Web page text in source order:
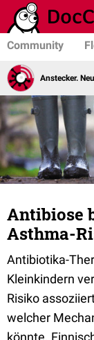
Community
Anstecker.
Antibiose
Asthma-
Antibiotika-
Kleinkindern
Risiko
welcher
könnte.